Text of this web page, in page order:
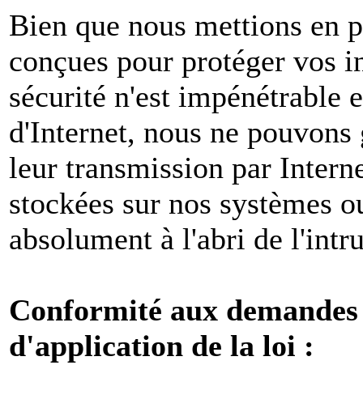
Bien que nous mettions en
conçues pour protéger vos
sécurité n'est impénétrable
d'Internet, nous ne
leur transmission par
stockées sur nos systèmes
absolument à l'abri de
Conformité aux
d'application de la loi :